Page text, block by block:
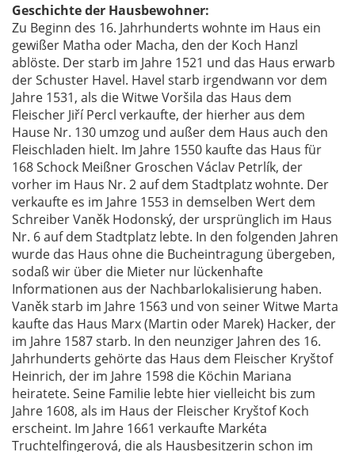
Geschichte der Hausbewohner:
Zu Beginn des 16. Jahrhunderts wohnte im Haus ein
gewißer Matha oder Macha, den der Koch Hanzl
ablöste. Der starb im Jahre 1521 und das Haus erwarb
der Schuster Havel. Havel starb irgendwann vor dem
Jahre 1531, als die Witwe Voršila das Haus dem
Fleischer Jiří Percl verkaufte, der hierher aus dem
Hause Nr. 130 umzog und außer dem Haus auch den
Fleischladen hielt. Im Jahre 1550 kaufte das Haus für
168 Schock Meißner Groschen Václav Petrlík, der
vorher im Haus Nr. 2 auf dem Stadtplatz wohnte. Der
verkaufte es im Jahre 1553 in demselben Wert dem
Schreiber Vaněk Hodonský, der ursprünglich im Haus
Nr. 6 auf dem Stadtplatz lebte. In den folgenden Jahren
wurde das Haus ohne die Bucheintragung übergeben,
sodaß wir über die Mieter nur lückenhafte
Informationen aus der Nachbarlokalisierung haben.
Vaněk starb im Jahre 1563 und von seiner Witwe Marta
kaufte das Haus Marx (Martin oder Marek) Hacker, der
im Jahre 1587 starb. In den neunziger Jahren des 16.
Jahrhunderts gehörte das Haus dem Fleischer Kryštof
Heinrich, der im Jahre 1598 die Köchin Mariana
heiratete. Seine Familie lebte hier vielleicht bis zum
Jahre 1608, als im Haus der Fleischer Kryštof Koch
erscheint. Im Jahre 1661 verkaufte Markéta
Truchtelfingerová, die als Hausbesitzerin schon im